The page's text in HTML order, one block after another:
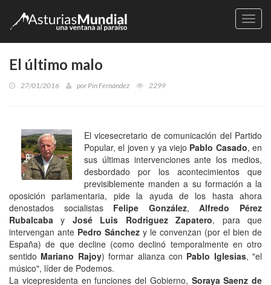
El último malo
27/01/2016 porPin Fernández 2299
El vicesecretario de comunicación del Partido
Popular, el joven y ya viejo Pablo Casado, en
sus últimas intervenciones ante los medios,
desbordado por los acontecimientos que
previsiblemente manden a su formación a la
oposición parlamentaria, pide la ayuda de los hasta ahora
denostados socialistas Felipe González,Alfredo Pérez
Rubalcaba y José Luis Rodriguez Zapatero, para que
intervengan ante Pedro Sánchez y le convenzan (por el bien de
España) de que decline (como declinó temporalmente en otro
sentido Mariano Rajoy) formar alianza con Pablo Iglesias, "el
músico", líder de Podemos.
La vicepresidenta en funciones del Gobierno, Soraya Saenz de